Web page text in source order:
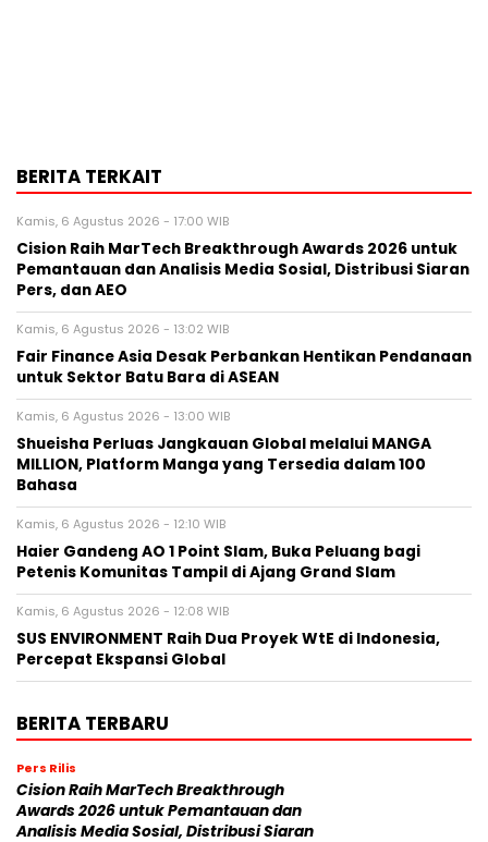
BERITA TERKAIT
Kamis, 6 Agustus 2026 - 17:00 WIB
Cision Raih MarTech Breakthrough Awards 2026 untuk
Pemantauan dan Analisis Media Sosial, Distribusi Siaran
Pers, dan AEO
Kamis, 6 Agustus 2026 - 13:02 WIB
Fair Finance Asia Desak Perbankan Hentikan Pendanaan
untuk Sektor Batu Bara di ASEAN
Kamis, 6 Agustus 2026 - 13:00 WIB
Shueisha Perluas Jangkauan Global melalui MANGA
MILLION, Platform Manga yang Tersedia dalam 100
Bahasa
Kamis, 6 Agustus 2026 - 12:10 WIB
Haier Gandeng AO 1 Point Slam, Buka Peluang bagi
Petenis Komunitas Tampil di Ajang Grand Slam
Kamis, 6 Agustus 2026 - 12:08 WIB
SUS ENVIRONMENT Raih Dua Proyek WtE di Indonesia,
Percepat Ekspansi Global
BERITA TERBARU
Pers Rilis
Cision Raih MarTech Breakthrough
Awards 2026 untuk Pemantauan dan
Analisis Media Sosial, Distribusi Siaran